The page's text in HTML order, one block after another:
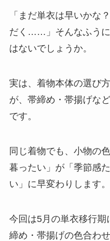
「まだ単衣は早いかな
だく……」そんなふう
はないでしょうか。
実は、着物本体の選び
が、帯締め・帯揚げな
です。
同じ着物でも、小物の
暮ったい」が「季節感
い」に早変わりします。
今回は5月の単衣移行
締め・帯揚げの色合わ